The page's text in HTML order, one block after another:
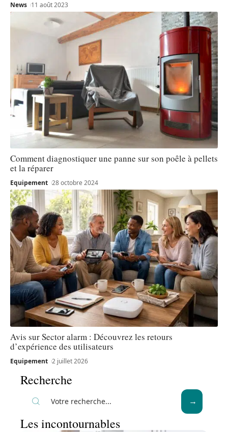
News 11 août 2023
Comment diagnostiquer une panne sur son poêle à pellets
et la réparer
Equipement 28 octobre 2024
Avis sur Sector alarm : Découvrez les retours
d’expérience des utilisateurs
Equipement 2 juillet 2026
Recherche
Les incontournables